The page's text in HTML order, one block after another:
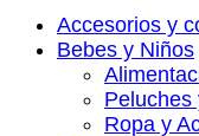
Accesorios y
Bebes y Niños
Peluches
Ropa y